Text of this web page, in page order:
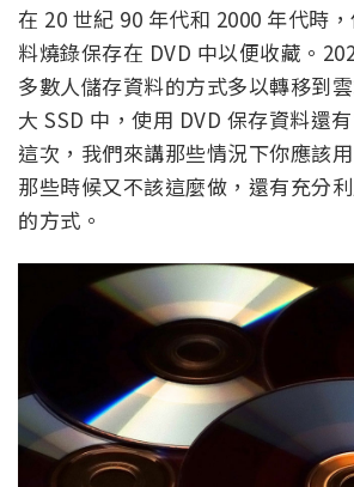
在 20 世紀 90 年代和 2000 年代時
料燒錄保存在 DVD 中以便收藏。
多數人儲存資料的方式多以轉移到
大 SSD 中，使用 DVD 保存資料還
這次，我們來講那些情況下你應該
那些時候又不該這麼做，還有充分
的方式。